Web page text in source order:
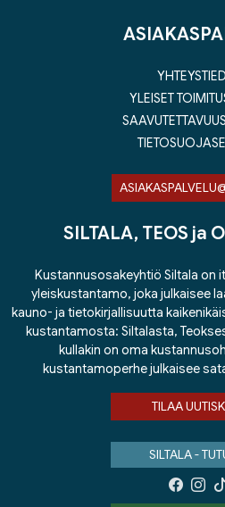
YLEISET
SILTALA, TEOS ja
Kustannusosakeyhtiö Siltala on
yleiskustantamo, joka julkaisee
kauno- ja tietokirjallisuutta
kustantamosta: Siltalasta,
kullakin on oma
kustantamoperhe julkaisee
TILAA
SILTALA -